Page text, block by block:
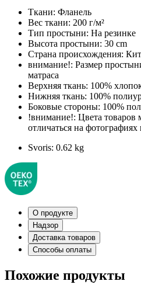
Ткани: Фланель
Вес ткани: 200 г/м²
Тип простыни: На резинке
Высота простыни: 30 cm
Страна происхождения:
внимание!: Размер
матраса
Верхняя ткань: 100%
Нижняя ткань: 100%
Боковые стороны: 100%
!внимание!: Цвета товаров
отличаться на фотографиях
Svoris: 0.62 kg
О продукте
Надзор
Доставка товаров
Способы оплаты
Похожие продукты